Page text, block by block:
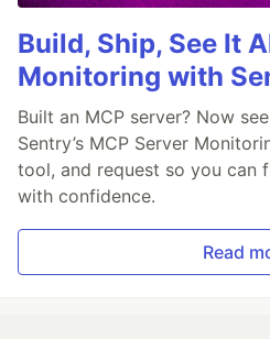
Build, Ship, See It
Monitoring with
Built an MCP server? Now
Sentry’s MCP Server
tool, and request so you can
with confidence.
Read